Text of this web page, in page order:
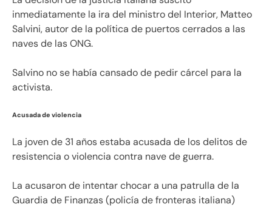
inmediatamente la ira del ministro del Interior, Matteo
Salvini, autor de la política de puertos cerrados a las
naves de las ONG.
Salvino no se había cansado de pedir cárcel para la
activista.
Acusada de violencia
La joven de 31 años estaba acusada de los delitos de
resistencia o violencia contra nave de guerra.
La acusaron de intentar chocar a una patrulla de la
Guardia de Finanzas (policía de fronteras italiana)